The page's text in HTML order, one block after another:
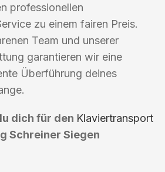
professionellen
zu einem fairen Preis.
Team und unserer
garantieren wir eine
Überführung deines
dich für den Klaviertransport
Schreiner Siegen